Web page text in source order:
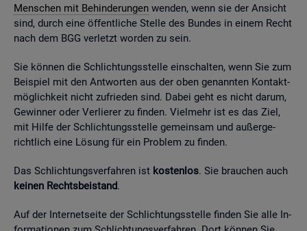
Men­schen mit Be­hin­de­run­gen wen­den, wenn sie der An­sicht
sind, durch eine öf­fent­li­che Stel­le des Bun­des in einem Recht
nach dem BGG ver­letzt wor­den zu sein.
Sie kön­nen die Schlich­tungs­stel­le ein­schal­ten, wenn Sie zum
Bei­spiel mit den Ant­wor­ten aus der oben ge­nann­ten Kon­takt­
mög­lich­keit nicht zu­frie­den sind. Dabei geht es nicht darum,
Ge­win­ner oder Ver­lie­rer zu fin­den. Viel­mehr ist es das Ziel,
mit Hilfe der Schlich­tungs­stel­le ge­mein­sam und au­ßer­ge­
richt­lich eine Lö­sung für ein Pro­blem zu fin­den.
Das Schlich­tungs­ver­fah­ren ist kos­ten­los. Sie brau­chen auch
kei­nen Rechts­bei­stand.
Auf der In­ter­net­sei­te der Schlich­tungs­stel­le fin­den Sie alle In­